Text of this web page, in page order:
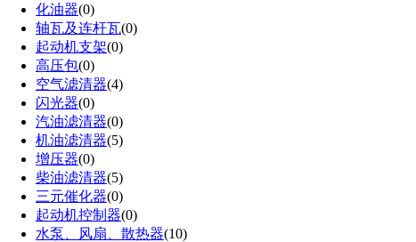
化油器(0)
轴瓦及连杆瓦(0)
起动机支架(0)
高压包(0)
空气滤清器(4)
闪光器(0)
汽油滤清器(0)
机油滤清器(5)
增压器(0)
柴油滤清器(5)
三元催化器(0)
起动机控制器(0)
水泵、风扇、散热器(10)